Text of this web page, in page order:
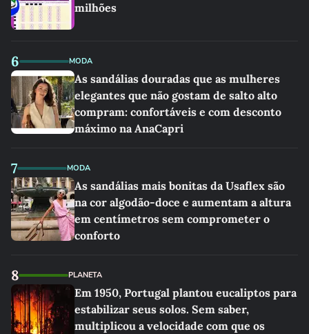
milhões
6 MODA
As sandálias douradas que as mulheres
elegantes que não gostam de salto alto
compram: confortáveis e com desconto
máximo na AnaCapri
7 MODA
As sandálias mais bonitas da Usaflex são
na cor algodão-doce e aumentam a altura
em centímetros sem comprometer o
conforto
8 PLANETA
Em 1950, Portugal plantou eucaliptos para
estabilizar seus solos. Sem saber,
multiplicou a velocidade com que os